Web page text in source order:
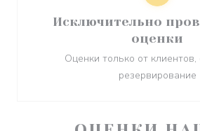
Исключительно
оценки
Оценки только от
резервирование